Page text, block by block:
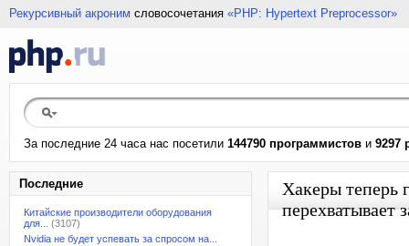
Рекурсивный акроним словосочетания «PHP: Hypertext Preprocessor»
За последние 24 часа нас посетили 144790 программистов и 9297
Последние
Китайские производители оборудования
для...
(3107)
Nvidia не будет успевать за спросом на...
Хакеры теперь
перехватывает